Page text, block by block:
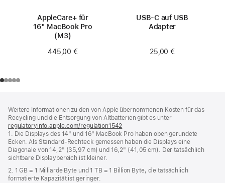
AppleCare+ für
16" MacBook Pro
(M3)
445,00 €
USB‑C auf USB
Adapter
25,00 €
Weitere Informationen zu den von Apple übernommenen Kosten für das
Recycling und die Entsorgung von Altbatterien gibt es unter
regulatoryinfo.apple.com/regulation1542
ein
neues
Fenster)
1. Die Displays des 14" und 16" MacBook Pro haben oben gerundete
Ecken. Als Standard-Rechteck gemessen haben die Displays eine
Diagonale von 14,2" (35,97 cm) und 16,2" (41,05 cm). Der tatsächlich
sichtbare Displaybereich ist kleiner.
2. 1 GB = 1 Milliarde Byte und 1 TB = 1 Billion Byte, die tatsächlich
formatierte Kapazität ist geringer.